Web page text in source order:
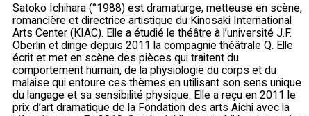
Satoko Ichihara (°1988) est dramaturge, metteuse en scène,
romancière et directrice artistique du Kinosaki International
Arts Center (KIAC). Elle a étudié le théâtre à l’université J.F.
Oberlin et dirige depuis 2011 la compagnie théâtrale Q. Elle
écrit et met en scène des pièces qui traitent du
comportement humain, de la physiologie du corps et du
malaise qui entoure ces thèmes en utilisant son sens unique
du langage et sa sensibilité physique. Elle a reçu en 2011 le
prix d’art dramatique de la Fondation des arts Aichi avec la